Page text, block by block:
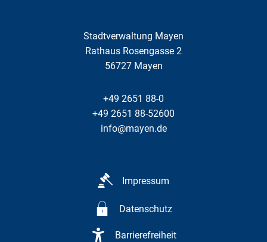
Stadtverwaltung Mayen
Rathaus Rosengasse 2
56727 Mayen
+49 2651 88-0
+49 2651 88-52600
info@mayen.de
Impressum
Datenschutz
Barrierefreiheit